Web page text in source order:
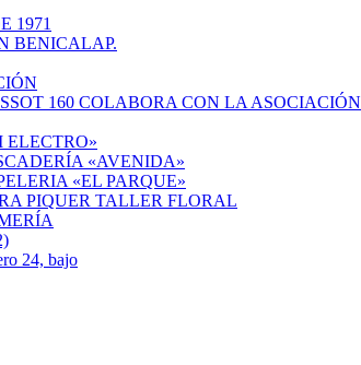
1971
BENICALAP.
160 COLABORA CON LA ASOCIACIÓN
ELECTRO»
«AVENIDA»
«EL PARQUE»
PIQUER TALLER FLORAL
24, bajo